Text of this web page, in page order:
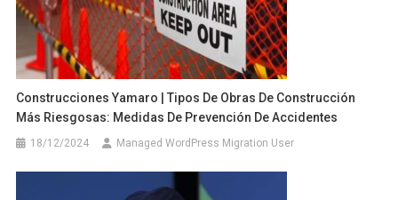
Construcciones Yamaro | Tipos De Obras De Construcción
Más Riesgosas: Medidas De Prevención De Accidentes
18/12/2024 Managed WordPress Migration User